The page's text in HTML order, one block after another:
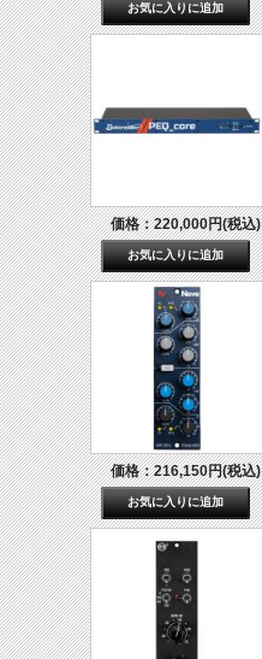
価格：220,000円(税込)
価格：216,150円(税込)